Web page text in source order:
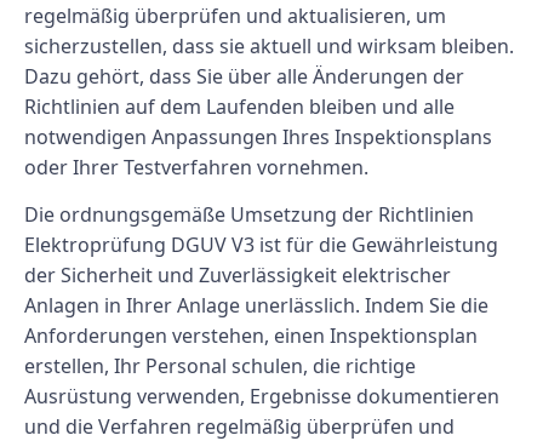
regelmäßig überprüfen und aktualisieren, um
sicherzustellen, dass sie aktuell und wirksam bleiben.
Dazu gehört, dass Sie über alle Änderungen der
Richtlinien auf dem Laufenden bleiben und alle
notwendigen Anpassungen Ihres Inspektionsplans
oder Ihrer Testverfahren vornehmen.
Die ordnungsgemäße Umsetzung der Richtlinien
Elektroprüfung DGUV V3 ist für die Gewährleistung
der Sicherheit und Zuverlässigkeit elektrischer
Anlagen in Ihrer Anlage unerlässlich. Indem Sie die
Anforderungen verstehen, einen Inspektionsplan
erstellen, Ihr Personal schulen, die richtige
Ausrüstung verwenden, Ergebnisse dokumentieren
und die Verfahren regelmäßig überprüfen und